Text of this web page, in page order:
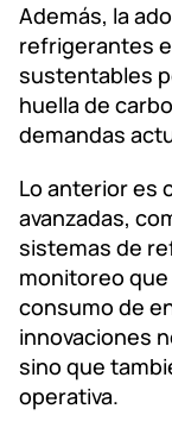
Además, la
refrigerantes
sustentables
huella de
demandas
Lo anterior es
avanzadas,
sistemas de
monitoreo
consumo de
innovaciones
sino que
operativa.